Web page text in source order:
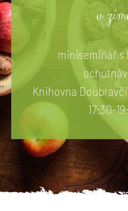
v
miniseminář s
Knihovna
17:30-